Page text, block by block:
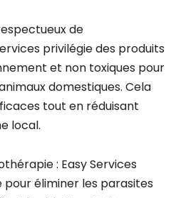
de
privilégie des produits
et non toxiques pour
domestiques. Cela
tout en réduisant
local.
: Easy Services
éliminer les parasites